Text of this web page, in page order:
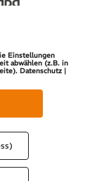
Einstellungen
abwählen (z.B. in
Datenschutz |